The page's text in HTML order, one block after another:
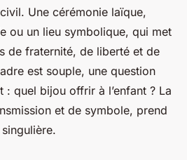
Une cérémonie laïque,
ou un lieu symbolique, qui met
de fraternité, de liberté et de
est souple, une question
: quel bijou offrir à l’enfant ? La
et de symbole, prend